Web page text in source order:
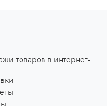
товаров в интернет-